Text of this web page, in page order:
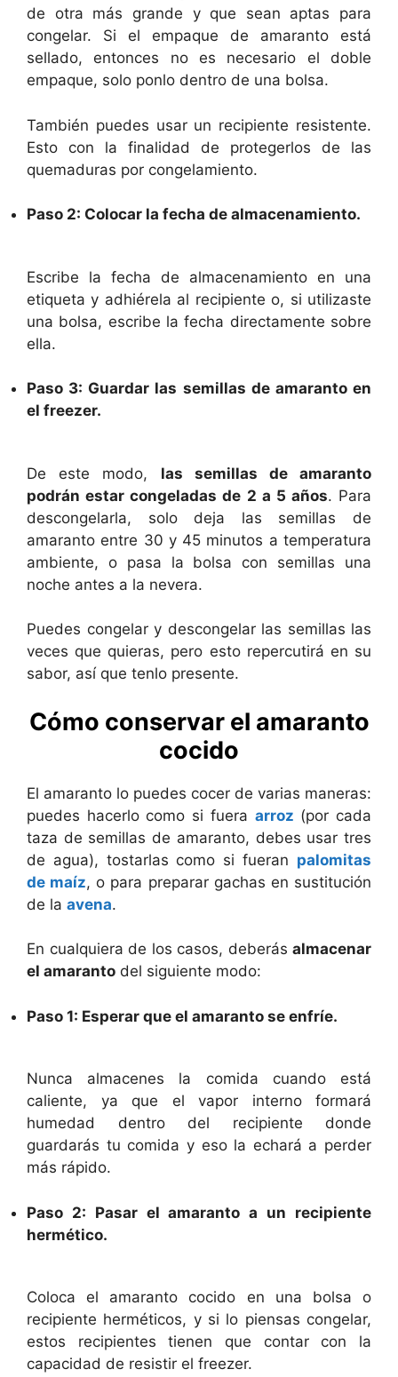
de otra más grande y que sean aptas para
congelar. Si el empaque de amaranto está
sellado, entonces no es necesario el doble
empaque, solo ponlo dentro de una bolsa.
También puedes usar un recipiente resistente.
Esto con la finalidad de protegerlos de las
quemaduras por congelamiento.
Paso 2: Colocar la fecha de almacenamiento.
Escribe la fecha de almacenamiento en una
etiqueta y adhiérela al recipiente o, si utilizaste
una bolsa, escribe la fecha directamente sobre
ella.
Paso 3: Guardar las semillas de amaranto en
el freezer.
De este modo, las semillas de amaranto
podrán estar congeladas de 2 a 5 años. Para
descongelarla, solo deja las semillas de
amaranto entre 30 y 45 minutos a temperatura
ambiente, o pasa la bolsa con semillas una
noche antes a la nevera.
Puedes congelar y descongelar las semillas las
veces que quieras, pero esto repercutirá en su
sabor, así que tenlo presente.
Cómo conservar el amaranto
cocido
El amaranto lo puedes cocer de varias maneras:
puedes hacerlo como si fuera arroz (por cada
taza de semillas de amaranto, debes usar tres
de agua), tostarlas como si fueran palomitas
de maíz, o para preparar gachas en sustitución
de la avena.
En cualquiera de los casos, deberás almacenar
el amaranto del siguiente modo:
Paso 1: Esperar que el amaranto se enfríe.
Nunca almacenes la comida cuando está
caliente, ya que el vapor interno formará
humedad dentro del recipiente donde
guardarás tu comida y eso la echará a perder
más rápido.
Paso 2: Pasar el amaranto a un recipiente
hermético.
Coloca el amaranto cocido en una bolsa o
recipiente herméticos, y si lo piensas congelar,
estos recipientes tienen que contar con la
capacidad de resistir el freezer.